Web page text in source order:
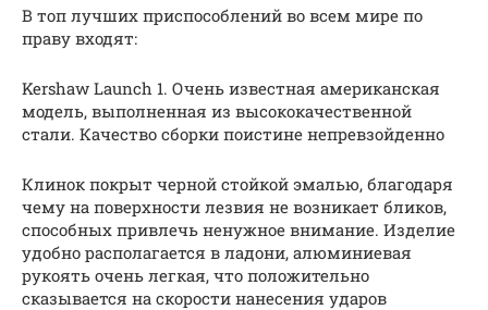
В топ лучших приспособлений во всем мире по
праву входят:
Kershaw Launch 1. Очень известная американская
модель, выполненная из высококачественной
стали. Качество сборки поистине непревзойденно
Клинок покрыт черной стойкой эмалью, благодаря
чему на поверхности лезвия не возникает бликов,
способных привлечь ненужное внимание. Изделие
удобно располагается в ладони, алюминиевая
рукоять очень легкая, что положительно
сказывается на скорости нанесения ударов